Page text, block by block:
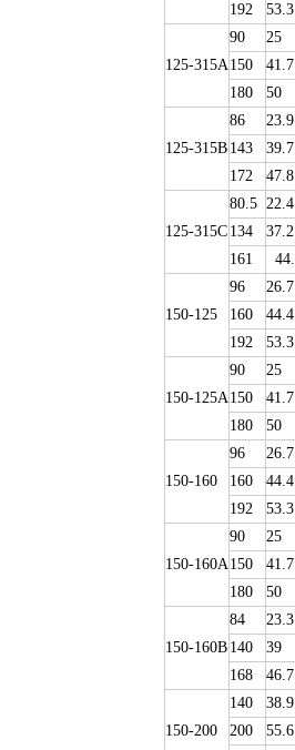
192
53.3
125-315A
90
25
150
41.7
180
50
125-315B
86
23.9
143
39.7
172
47.8
125-315C
80.5 22.4
134
37.2
161
150-125
96
26.7
160
44.4
192
53.3
150-125A
90
25
150
41.7
180
50
150-160
96
26.7
160
44.4
192
53.3
150-160A
90
25
150
41.7
180
50
150-160B
84
23.3
140
39
168
46.7
150-200
140
38.9
200
55.6